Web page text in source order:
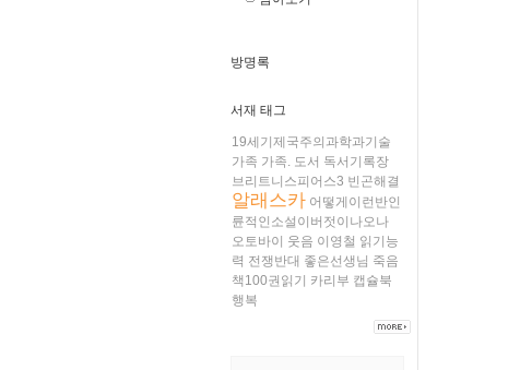
방명록
서재 태그
19세기제국주의과학과기술
가족 가족. 도서 독서기록장
브리트니스피어스3 빈곤해결
알래스카 어떻게이런반인
륜적인소설이버젓이나오나
오토바이
웃음 이영철 읽기능
력 전쟁반대 좋은선생님 죽음
책100권읽기
카리부 캡슐북
행복